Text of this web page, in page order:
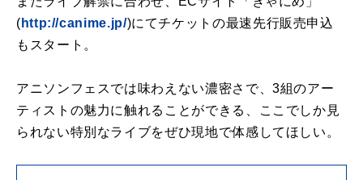
( http://canime.jp/)にてチケットの最速先行販売申込
も スタート。
アニソンフェスでは味わえない濃密さで、3組のアー
ティスト の魅力に触れることができる、
ここでしか見
られない特別なライブをぜひ現地で体感してほしい。